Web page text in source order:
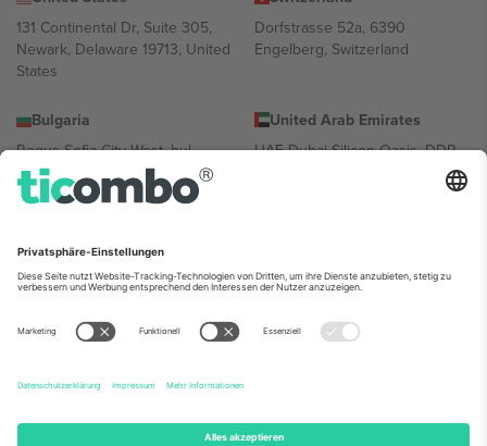
131 Continental Dr, Suite 305,
Newark, Delaware 19713, United
States
Dorfstrasse 52a, 6390
Engelberg, Switzerland
Bulgaria
Regus Sofia City West, bul
Totleben 53-55, 1606 Sofia,
Bulgaria
United Arab Emirates
UAE Dubai Silicon Oasis, DDP
Building A1, Office 302, Dubai,
Mexico
Av Chapultepec 360, Roma
Norte, Cuauhtémoc, 06700
Ciudad de México, CDMX,
Mexico
Die juristische Person des Plattformanbieters kann je nach
Informationen finden Sie auf der jeweiligen Veranstaltungsseite, im